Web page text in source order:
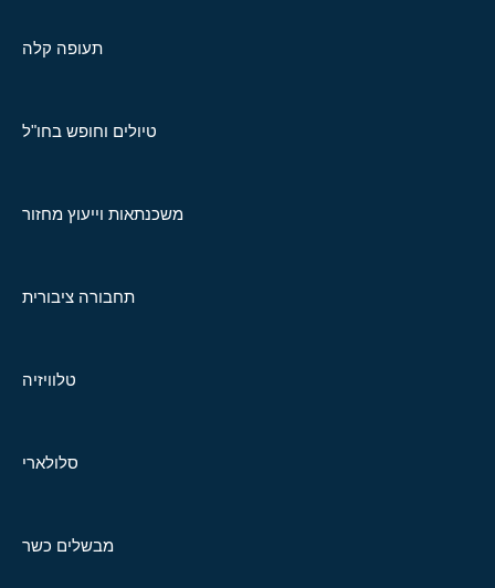
תעופה קלה
טיולים וחופש בחו"ל
משכנתאות וייעוץ מחזור
תחבורה ציבורית
טלוויזיה
סלולארי
מבשלים כשר